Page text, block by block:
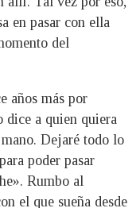
en pasar con ella
del
años más por
dice a quien quiera
Dejaré todo lo
poder pasar
Rumbo al
el que sueña desde